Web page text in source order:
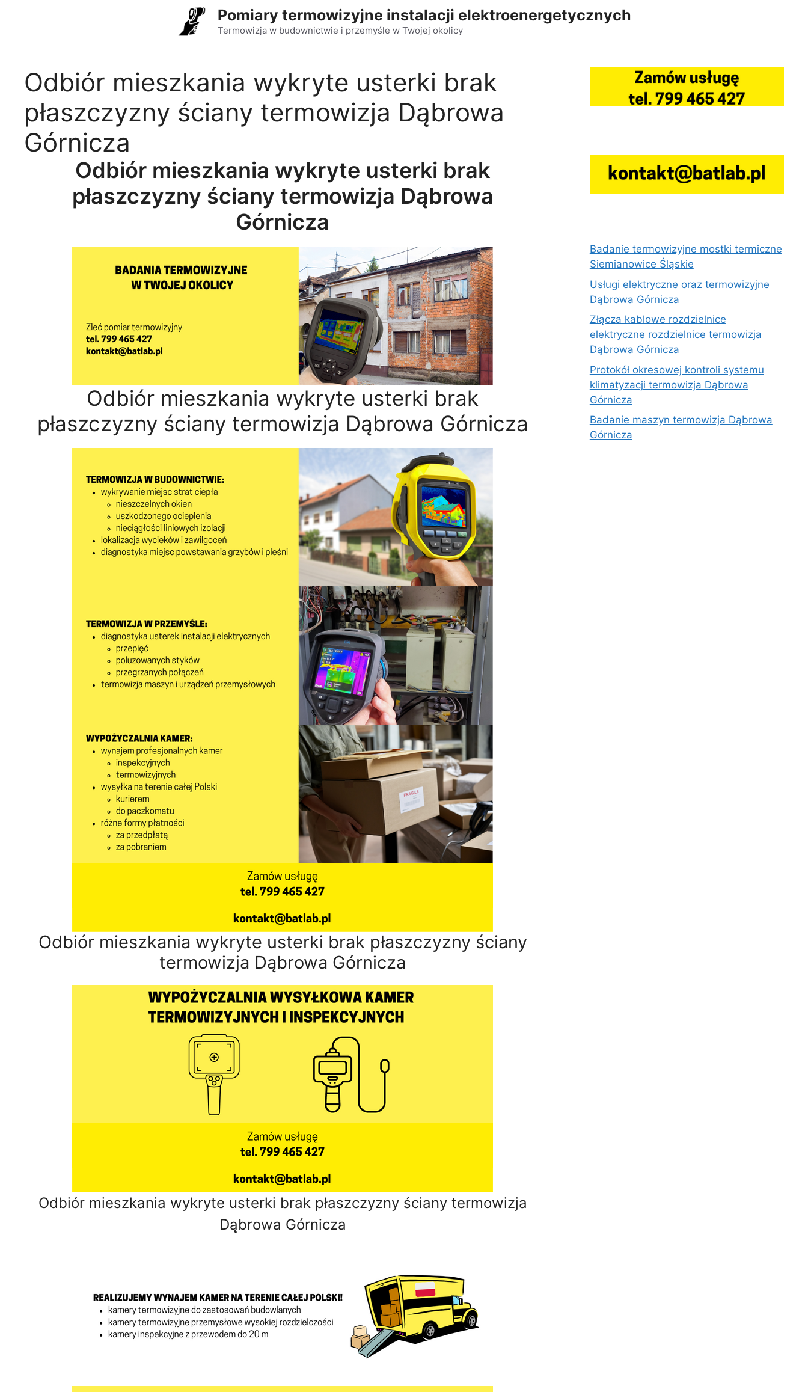
Pomiary termowizyjne instalacji elektroenergetycznych
Termowizja w budownictwie i przemyśle w Twojej okolicy
Odbiór mieszkania wykryte usterki brak
płaszczyzny ściany termowizja Dąbrowa
Górnicza
Odbiór mieszkania wykryte usterki brak
płaszczyzny ściany termowizja Dąbrowa
Górnicza
Odbiór mieszkania wykryte usterki brak
płaszczyzny ściany termowizja Dąbrowa Górnicza
Odbiór mieszkania wykryte usterki brak płaszczyzny ściany
termowizja Dąbrowa Górnicza
Odbiór mieszkania wykryte usterki brak płaszczyzny ściany termowizja
Dąbrowa Górnicza
Badanie termowizyjne mostki termiczne
Siemianowice Śląskie
Usługi elektryczne oraz termowizyjne
Dąbrowa Górnicza
Złącza kablowe rozdzielnice
elektryczne rozdzielnice termowizja
Dąbrowa Górnicza
Protokół okresowej kontroli systemu
klimatyzacji termowizja Dąbrowa
Górnicza
Badanie maszyn termowizja Dąbrowa
Górnicza